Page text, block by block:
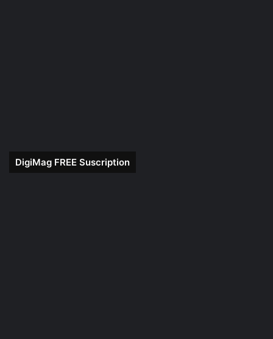
DigiMag FREE Suscription